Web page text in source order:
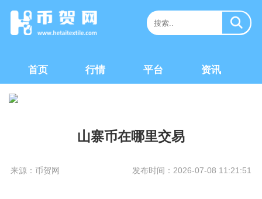
首页 行情 平台 资讯
山寨币在哪里交易
来源：币贺网 发布时间：2026-07-08 11:21:51